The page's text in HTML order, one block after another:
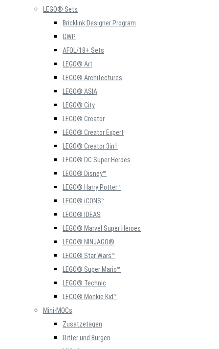
LEGO® Sets
Bricklink Designer Program
GWP
AFOL/18+ Sets
LEGO® Art
LEGO® Architectures
LEGO® ASIA
LEGO® City
LEGO® Creator
LEGO® Creator Expert
LEGO® Creator 3in1
LEGO® DC Super Heroes
LEGO® Disney™
LEGO® Harry Potter™
LEGO® iCONS™
LEGO® IDEAS
LEGO® Marvel Super Heroes
LEGO® NINJAGO®
LEGO® Star Wars™
LEGO® Super Mario™
LEGO® Technic
LEGO® Monkie Kid™
Mini-MOCs
Zusatzetagen
Ritter und Burgen